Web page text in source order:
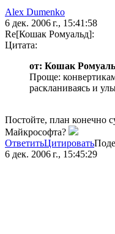
Alex Dumenko
6 дек. 2006 г., 15:41:58
Re[Кошак Ромуальд]:
Цитата:
от: Кошак
Проще:
раскланиваясь и
Постойте, план конечно
Майкрософта?
ОтветитьЦитировать
6 дек. 2006 г., 15:45:29